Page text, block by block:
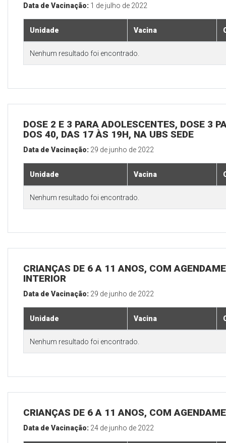
Data de Vacinação: 1 de julho de 2022
Unidade Vacina
Nenhum resultado foi encontrado.
DOSE 2 E 3 PARA ADOLESCENTES, DOSE 3
DOS 40, DAS 17 ÀS 19H, NA UBS SEDE
Data de Vacinação: 29 de junho de 2022
Unidade Vacina
Nenhum resultado foi encontrado.
CRIANÇAS DE 6 A 11 ANOS, COM
INTERIOR
Data de Vacinação: 29 de junho de 2022
Unidade Vacina
Nenhum resultado foi encontrado.
CRIANÇAS DE 6 A 11 ANOS, COM
Data de Vacinação: 24 de junho de 2022